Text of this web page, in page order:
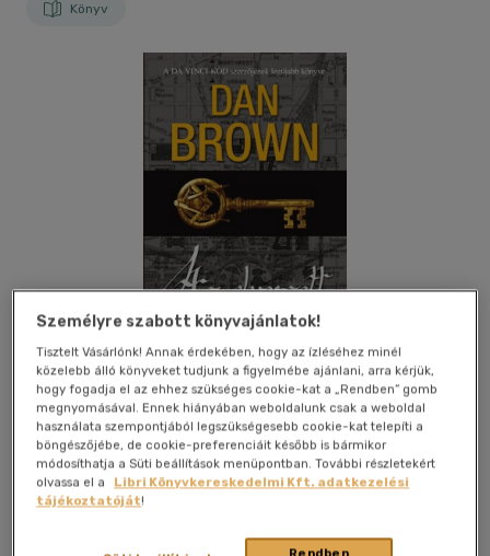
Könyv
Kívánságlistához adom Megosztom
(9 vélemény)
Gabo Könyvkiadó Kft.
Személyre szabott könyvajánlatok!
Tisztelt Vásárlónk! Annak érdekében, hogy az ízléséhez minél
közelebb álló könyveket tudjunk a figyelmébe ajánlani, arra kérjük,
hogy fogadja el az ehhez szükséges cookie-kat a „Rendben” gomb
megnyomásával. Ennek hiányában weboldalunk csak a weboldal
használata szempontjából legszükségesebb cookie-kat telepíti a
böngészőjébe, de cookie-preferenciáit később is bármikor
módosíthatja a Süti beállítások menüpontban. További részletekért
olvassa el a
Libri Könyvkereskedelmi Kft. adatkezelési
tájékoztatóját!